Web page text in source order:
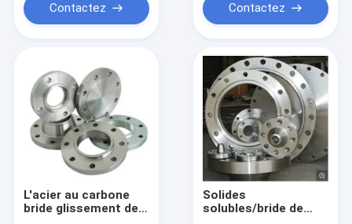
Contactez Contactez
L'acier au carbone
bride glissement de
Solides
solubles/bride de